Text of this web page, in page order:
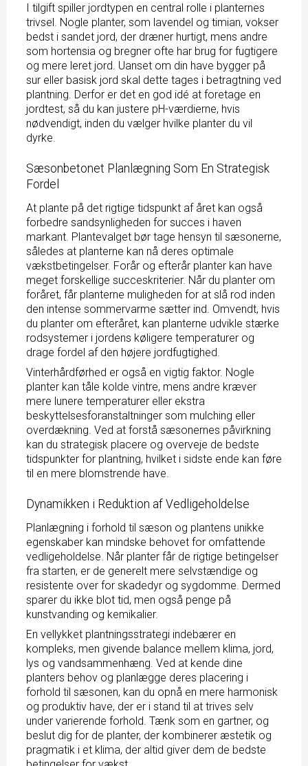
I tilgift spiller jordtypen en central rolle i planternes
trivsel. Nogle planter, som lavendel og timian, vokser
bedst i sandet jord, der dræner hurtigt, mens andre
som hortensia og bregner ofte har brug for fugtigere
og mere leret jord. Uanset om din have bygger på
sur eller basisk jord skal dette tages i betragtning ved
plantning. Derfor er det en god idé at foretage en
jordtest, så du kan justere pH-værdierne, hvis
nødvendigt, inden du vælger hvilke planter du vil
dyrke.
Sæsonbetonet Planlægning Som En Strategisk
Fordel
At plante på det rigtige tidspunkt af året kan også
forbedre sandsynligheden for succes i haven
markant. Plantevalget bør tage hensyn til sæsonerne,
således at planterne kan nå deres optimale
vækstbetingelser. Forår og efterår planter kan have
meget forskellige succeskriterier. Når du planter om
foråret, får planterne muligheden for at slå rod inden
den intense sommervarme sætter ind. Omvendt, hvis
du planter om efteråret, kan planterne udvikle stærke
rodsystemer i jordens køligere temperaturer og
drage fordel af den højere jordfugtighed.
Vinterhårdførhed er også en vigtig faktor. Nogle
planter kan tåle kolde vintre, mens andre kræver
mere lunere temperaturer eller ekstra
beskyttelsesforanstaltninger som mulching eller
overdækning. Ved at forstå sæsonernes påvirkning
kan du strategisk placere og overveje de bedste
tidspunkter for plantning, hvilket i sidste ende kan føre
til en mere blomstrende have.
Dynamikken i Reduktion af Vedligeholdelse
Planlægning i forhold til sæson og plantens unikke
egenskaber kan mindske behovet for omfattende
vedligeholdelse. Når planter får de rigtige betingelser
fra starten, er de generelt mere selvstændige og
resistente over for skadedyr og sygdomme. Dermed
sparer du ikke blot tid, men også penge på
kunstvanding og kemikalier.
En vellykket plantningsstrategi indebærer en
kompleks, men givende balance mellem klima, jord,
lys og vandsammenhæng. Ved at kende dine
planters behov og planlægge deres placering i
forhold til sæsonen, kan du opnå en mere harmonisk
og produktiv have, der er i stand til at trives selv
under varierende forhold. Tænk som en gartner, og
beslut dig for de planter, der kombinerer æstetik og
pragmatik i et klima, der altid giver dem de bedste